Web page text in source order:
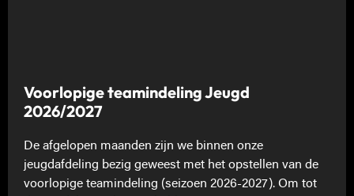
Voorlopige teamindeling Jeugd
2026/2027
De afgelopen maanden zijn we binnen onze
jeugdafdeling bezig geweest met het opstellen van de
voorlopige teamindeling (seizoen 2026-2027). Om tot